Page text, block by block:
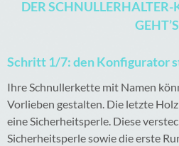
DER
Schritt 1/7: den Konfigurator
Ihre Schnullerkette mit Namen
Vorlieben gestalten. Die letzte
eine Sicherheitsperle. Diese
Sicherheitsperle sowie die erste